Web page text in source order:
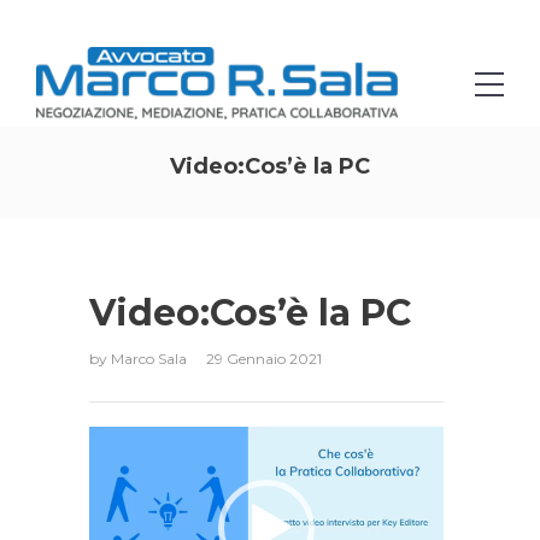
Video:Cos’è la PC
Video:Cos’è la PC
by Marco Sala 29 Gennaio 2021